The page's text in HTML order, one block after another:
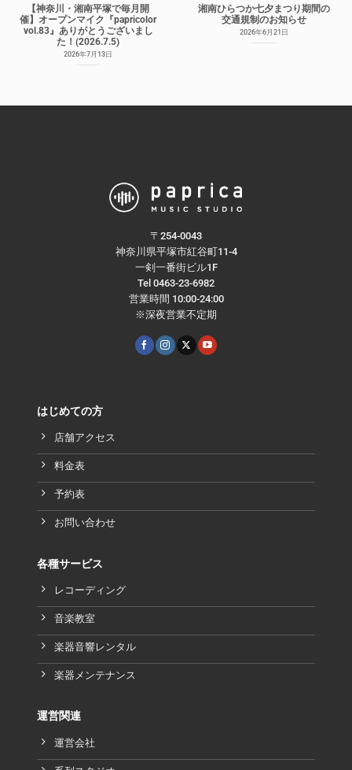
【神奈川・湘南平塚で毎月開
催】オープンマイク『papricolor
vol.83』ありがとうございまし
た！(2026.7.5)
2026年7月13日
湘南ひらつか七夕まつり期間の
交通規制のお知らせ
2026年6月21日
〒254-0043
神奈川県平塚市紅谷町11-4
一剣一番街ビル1F
Tel 0463-23-6982
営業時間 10:00-24:00
※深夜営業不定期
はじめての方
店舗アクセス
料金表
予約表
お問い合わせ
各種サービス
レコーディング
音楽教室
楽器音響レンタル
楽器メンテナンス
運営関連
運営会社